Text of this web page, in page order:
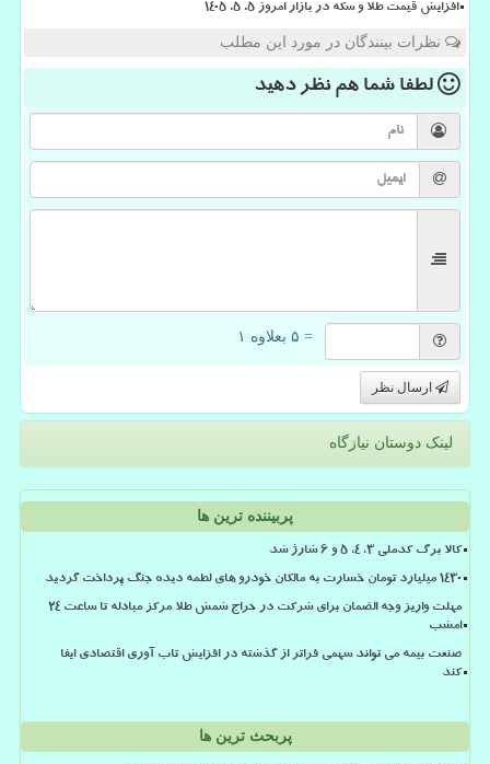
افزایش قیمت طلا و سکه در بازار امروز ۵. ۵. ۱۴۰۵
نظرات بینندگان در مورد این مطلب
لطفا شما همنظر دهید
= ۵ بعلاوه ۱
ارسال نظر
لینک دوستان نیازگاه
پربیننده ترین ها
کالا برگ کدملی 3، 4، 5 و 6 شارژ شد
۱۴۳۰ میلیارد تومان خسارت به مالکان خودرو های لطمه دیده جنگ پرداخت گردید
مهلت واریز وجه الضمان برای شرکت در حراج شمش طلا مرکز مبادله تا ساعت ۲۴
امشب
صنعت بیمه می تواند سهمی فراتر از گذشته در افزایش تاب آوری اقتصادی ایفا
کند
پربحث ترین ها